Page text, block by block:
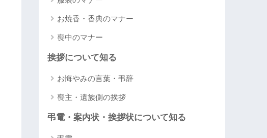
お焼香・香典のマナー
喪中のマナー
挨拶について知る
お悔やみの言葉・弔辞
喪主・遺族側の挨拶
弔電・案内状・挨拶状について知る